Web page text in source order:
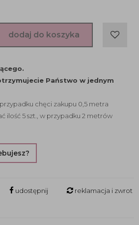
dodaj do koszyka
Państwo w jednym
chęci zakupu 0,5 metra
ilość 5 szt., w przypadku 2 metrów
udostępnij
reklamacja i zwrot